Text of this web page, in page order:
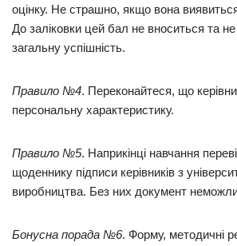
оцінку. Не страшно, якщо вона
До заліковки цей бал не вноситься та
загальну успішність.
Правило №4. Переконайтеся, що
персональну характеристику.
Правило №5. Наприкінці навчання
щоденнику підписи керівників з
виробництва. Без них документ
Бонусна порада №6. Форму, методичні